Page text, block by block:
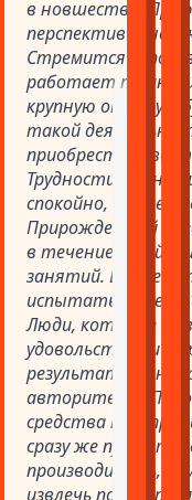
в новшества. При
перспективы, не
Стремится
работает по
крупную отдачу в
такой
приобрести
Трудности,
спокойно, как
Прирожденный
в течение своей
занятий. Во всем
испытать на
Люди, которые в
удовольствия и
результат без
авторитета.
средства
сразу же пускает
производитель,
извлечь пользу